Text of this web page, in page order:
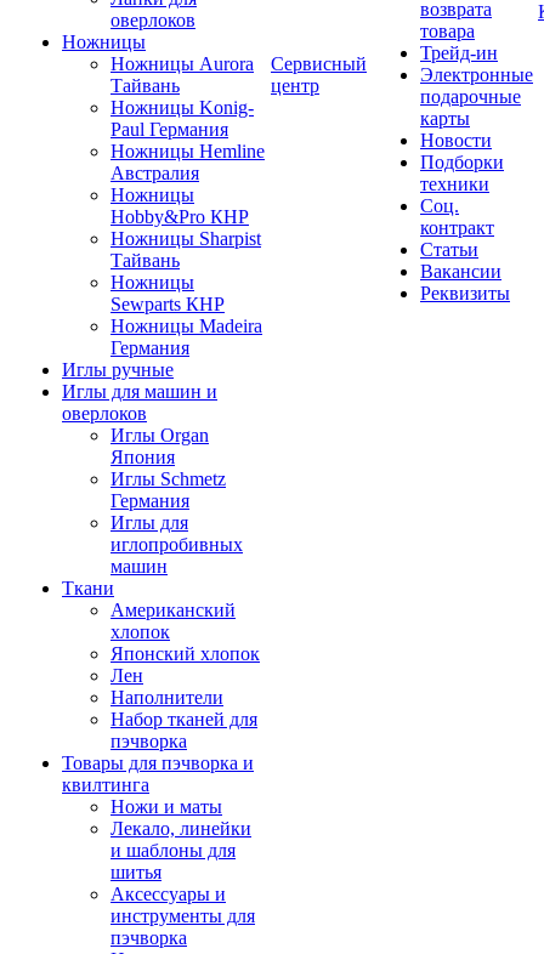
оверлоков
Ножницы
Ножницы Aurora
Тайвань
Ножницы Konig-
Paul Германия
Ножницы Hemline
Австралия
Ножницы
Hobby&Pro КНР
Ножницы Sharpist
Тайвань
Ножницы
Sewparts КНР
Ножницы Madeira
Германия
Иглы ручные
Иглы для машин и
оверлоков
Иглы Organ
Япония
Иглы Schmetz
Германия
Иглы для
иглопробивных
машин
Ткани
Американский
хлопок
Японский хлопок
Лен
Наполнители
Набор тканей для
пэчворка
Товары для пэчворка и
квилтинга
Ножи и маты
Лекало, линейки
и шаблоны для
шитья
Аксессуары и
инструменты для
пэчворка
Сервисный
центр
возврата
товара
Трейд-ин
Электронные
подарочные
карты
Новости
Подборки
техники
Соц.
контракт
Статьи
Вакансии
Реквизиты